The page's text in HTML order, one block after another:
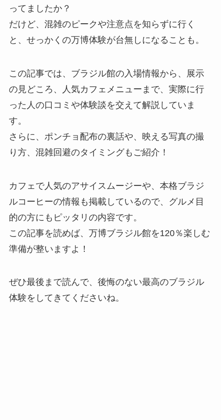
ってましたか？
だけど、混雑のピークや注意点を知らずに行く
と、せっかくの万博体験が台無しになることも。
この記事では、ブラジル館の入場情報から、展示
の見どころ、人気カフェメニューまで、実際に行
った人の口コミや体験談を交えて解説していま
す。
さらに、ポンチョ配布の裏話や、映える写真の撮
り方、混雑回避のタイミングもご紹介！
カフェで人気のアサイスムージーや、本格ブラジ
ルコーヒーの情報も掲載しているので、グルメ目
的の方にもピッタリの内容です。
この記事を読めば、万博ブラジル館を120％楽しむ
準備が整いますよ！
ぜひ最後まで読んで、後悔のない最高のブラジル
体験をしてきてくださいね。